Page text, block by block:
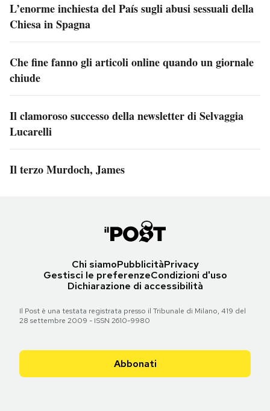
L’enorme inchiesta del País sugli abusi sessuali della
Chiesa in Spagna
Che fine fanno gli articoli online quando un giornale
chiude
Il clamoroso successo della newsletter di Selvaggia
Lucarelli
Il terzo Murdoch, James
Chi siamoPubblicitàPrivacy
Gestisci le preferenzeCondizioni d'uso
Dichiarazione di accessibilità
Il Post è una testata registrata presso il Tribunale di Milano, 419 del
28 settembre 2009 - ISSN 2610-9980
Abbonati